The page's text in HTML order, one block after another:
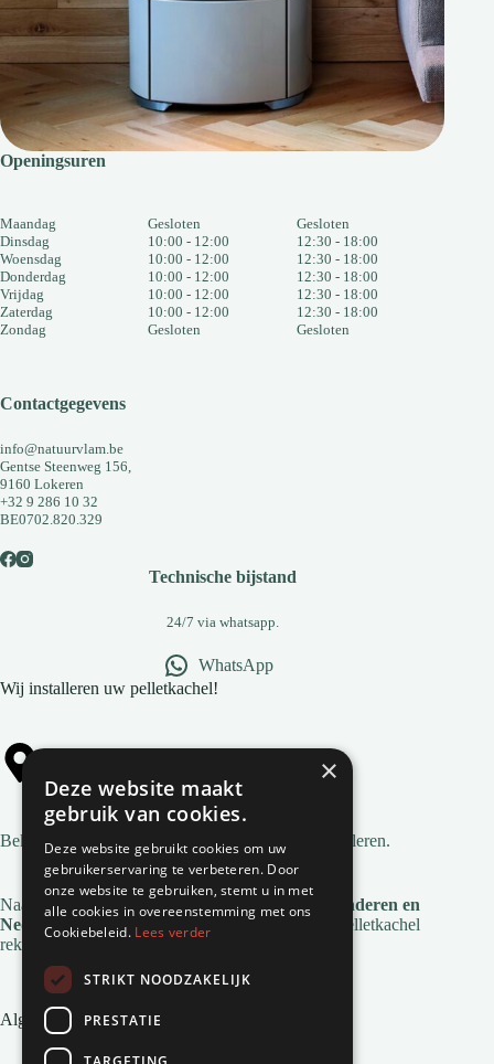
Openingsuren
Maandag
Dinsdag
Woensdag
Donderdag
Vrijdag
Zaterdag
Zondag
Gesloten
10:00 - 12:00
10:00 - 12:00
10:00 - 12:00
10:00 - 12:00
10:00 - 12:00
Gesloten
Gesloten
12:30 - 18:00
12:30 - 18:00
12:30 - 18:00
12:30 - 18:00
12:30 - 18:00
Gesloten
Contactgegevens
info@natuurvlam.be
Gentse Steenweg 156,
9160 Lokeren
+32 9 286 10 32
BE0702.820.329
Technische bijstand
24/7 via whatsapp.
WhatsApp
Wij installeren uw pelletkachel!
Alle gemeentes
Bekijkalle gemeentes waar wij pelletkachels installeren.
Naast deze regio's zijn we ook actief in
heel Vlaanderen en
Nederland . Voor de installatie en service van je pelletkachel
reken je op Natuurvlam!
Algemene links
Pelletkachel zonder afvoer
×
Deze website maakt
gebruik van cookies.
Deze website gebruikt cookies om uw
gebruikerservaring te verbeteren. Door
onze website te gebruiken, stemt u in met
alle cookies in overeenstemming met ons
Cookiebeleid. Lees verder
STRIKT NOODZAKELIJK
PRESTATIE